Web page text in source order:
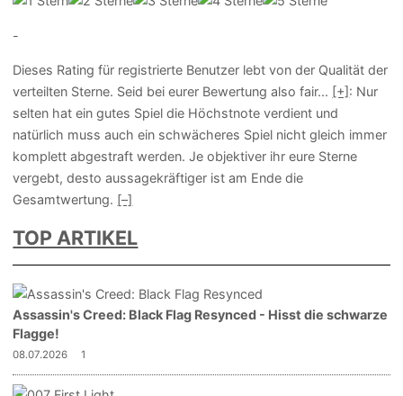
-
Dieses Rating für registrierte Benutzer lebt von der Qualität der
verteilten Sterne. Seid bei eurer Bewertung also fair... [+] : Nur
selten hat ein gutes Spiel die Höchstnote verdient und
natürlich muss auch ein schwächeres Spiel nicht gleich immer
komplett abgestraft werden. Je objektiver ihr eure Sterne
vergebt, desto aussagekräftiger ist am Ende die
Gesamtwertung. [–]
TOP ARTIKEL
Assassin's Creed: Black Flag Resynced - Hisst die schwarze
Flagge!
08.07.2026 1